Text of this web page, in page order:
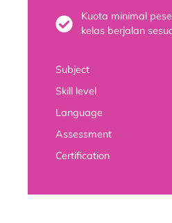
Kuota minimal
kelas berjalan
Subject
Skill level
Language
Assessment
Certification